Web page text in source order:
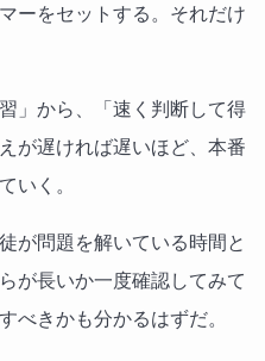
ーをセットする。それだけ
」から、「速く判断して得
が遅ければ遅いほど、本番
いく。
が問題を解いている時間と
が長いか一度確認してみて
べきかも分かるはずだ。